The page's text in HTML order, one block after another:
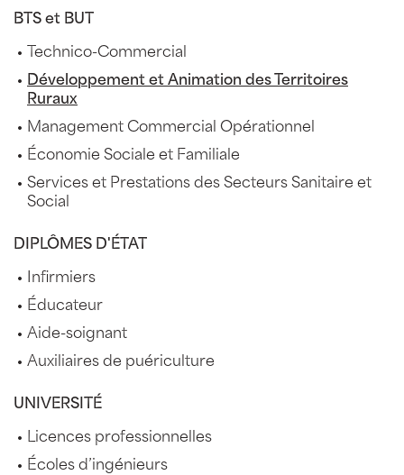
BTS et BUT
Technico-Commercial
Développement et Animation des Territoires
Ruraux
Management Commercial Opérationnel
Économie Sociale et Familiale
Services et Prestations des Secteurs Sanitaire et
Social
DIPLÔMES D'ÉTAT
Infirmiers
Éducateur
Aide-soignant
Auxiliaires de puériculture
UNIVERSITÉ
Licences professionnelles
Écoles d’ingénieurs